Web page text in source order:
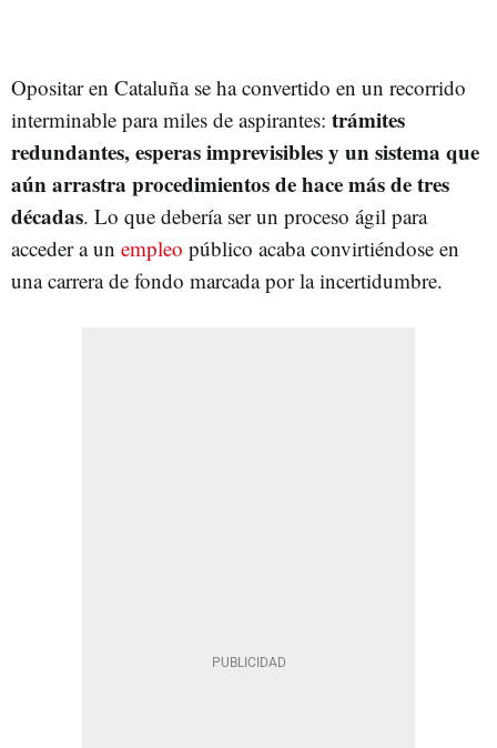
Opositar en Cataluña se ha convertido en un recorrido
interminable para miles de aspirantes: trámites
redundantes, esperas imprevisibles y un sistema que
aún arrastra procedimientos de hace más de tres
décadas. Lo que debería ser un proceso ágil para
acceder a un empleo público acaba convirtiéndose en
una carrera de fondo marcada por la incertidumbre.